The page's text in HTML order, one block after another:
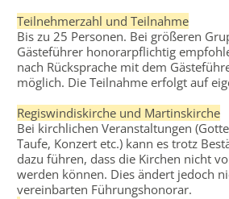
Teilnehmerzahl und Teilnahme
Bis zu 25 Personen. Bei größeren
Gästeführer honorarpflichtig
nach Rücksprache mit dem
möglich. Die Teilnahme erfolgt auf
Regiswindiskirche und Martinskirche
Bei kirchlichen Veranstaltungen
Taufe, Konzert etc.) kann es trotz
dazu führen, dass die Kirchen nicht
werden können. Dies ändert jedoch
vereinbarten Führungshonorar.